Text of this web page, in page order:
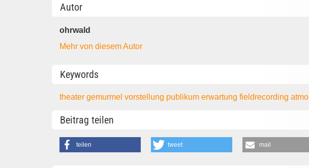
Autor
ohrwald
Mehr von diesem Autor
Keywords
theatergemurmelvorstellung publikumerwartungfieldrecordingatmo
Beitrag teilen
teilen tweet mail